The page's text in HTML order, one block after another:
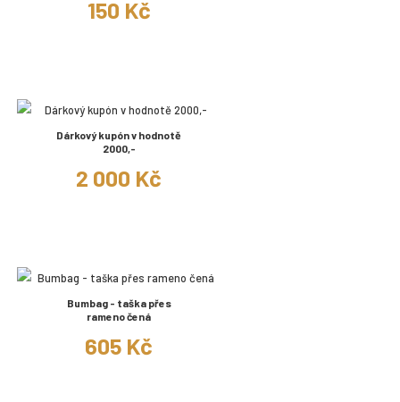
150 Kč
Dárkový kupón v hodnotě
2000,-
2 000 Kč
Bumbag - taška přes
rameno čená
605 Kč